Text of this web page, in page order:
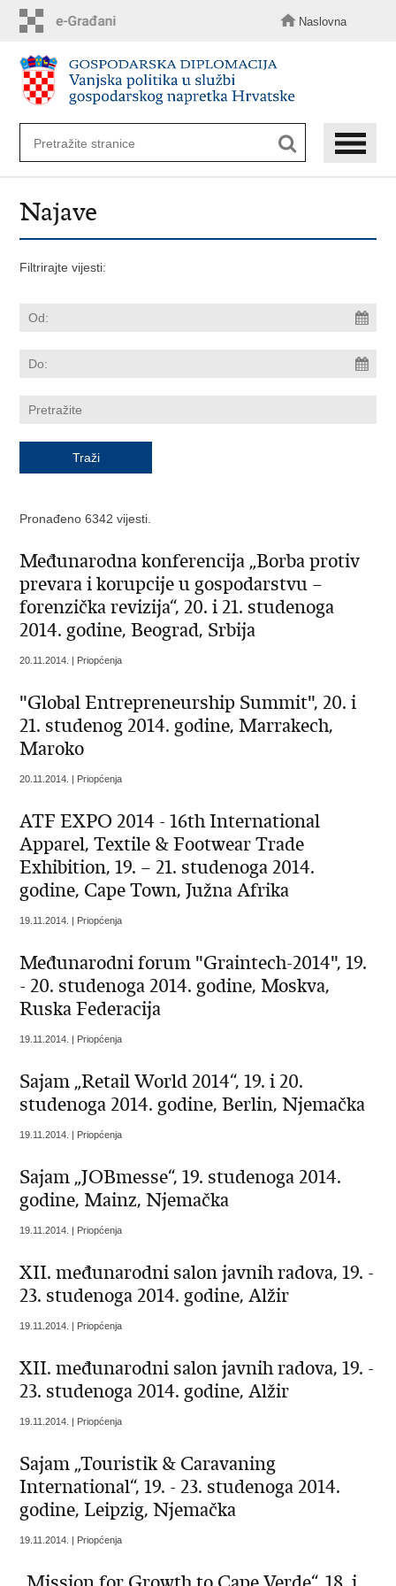
sadržaj
Naslovna
Najave
Filtrirajte vijesti:
Pronađeno 6342 vijesti.
Međunarodna konferencija „Borba protiv
prevara i korupcije u gospodarstvu –
forenzička revizija“, 20. i 21. studenoga
2014. godine, Beograd, Srbija
20.11.2014. | Priopćenja
"Global Entrepreneurship Summit", 20. i
21. studenog 2014. godine, Marrakech,
Maroko
20.11.2014. | Priopćenja
ATF EXPO 2014 - 16th International
Apparel, Textile & Footwear Trade
Exhibition, 19. – 21. studenoga 2014.
godine, Cape Town, Južna Afrika
19.11.2014. | Priopćenja
Međunarodni forum "Graintech-2014", 19.
- 20. studenoga 2014. godine, Moskva,
Ruska Federacija
19.11.2014. | Priopćenja
Sajam „Retail World 2014“, 19. i 20.
studenoga 2014. godine, Berlin, Njemačka
19.11.2014. | Priopćenja
Sajam „JOBmesse“, 19. studenoga 2014.
godine, Mainz, Njemačka
19.11.2014. | Priopćenja
XII. međunarodni salon javnih radova, 19. -
23. studenoga 2014. godine, Alžir
19.11.2014. | Priopćenja
XII. međunarodni salon javnih radova, 19. -
23. studenoga 2014. godine, Alžir
19.11.2014. | Priopćenja
Sajam „Touristik & Caravaning
International“, 19. - 23. studenoga 2014.
godine, Leipzig, Njemačka
19.11.2014. | Priopćenja